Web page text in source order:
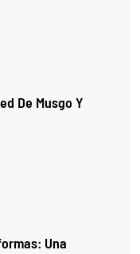
De Musgo Y
Una